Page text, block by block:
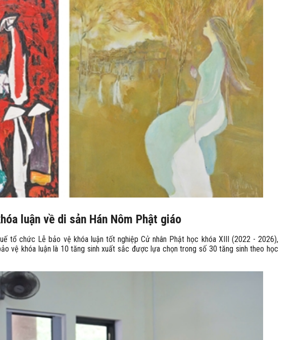
luận về di sản Hán Nôm Phật giáo
tổ chức Lễ bảo vệ khóa luận tốt nghiệp Cử nhân Phật học khóa XIII (2022 - 2026),
vệ khóa luận là 10 tăng sinh xuất sắc được lựa chọn trong số 30 tăng sinh theo học